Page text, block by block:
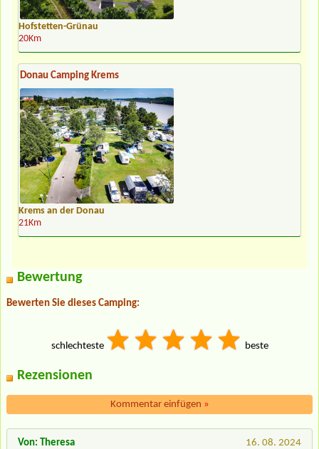
Hofstetten-Grünau
20Km
Donau Camping Krems
Krems an der Donau
21Km
Bewertung
Bewerten Sie dieses Camping:
schlechteste beste
Rezensionen
Kommentar einfügen »
16. 08. 2024
Von: Theresa